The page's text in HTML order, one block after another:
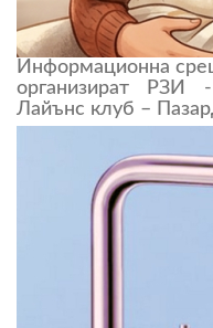
Информационна
организират РЗИ
Лайънс клуб –